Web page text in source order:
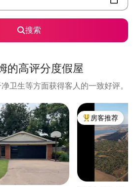
搜索
的高评分度假屋
卫生等方面获得客人的一致好评。
热门「房客推荐」
房客推荐